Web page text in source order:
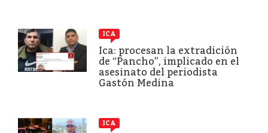
ICA
Ica: procesan la extradición
de “Pancho”, implicado en el
asesinato del periodista
Gastón Medina
ICA